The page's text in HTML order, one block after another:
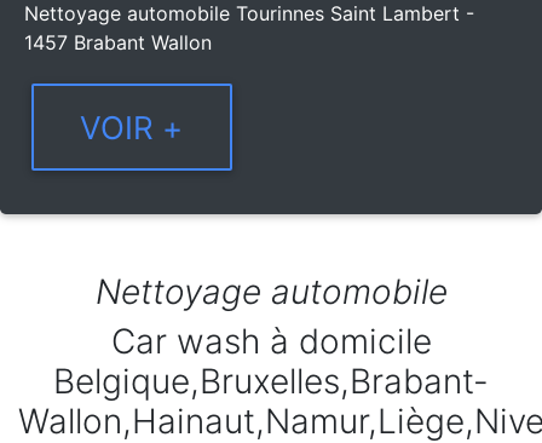
Nettoyage automobile Tourinnes Saint Lambert -
1457 Brabant Wallon
Nettoyage automobile
Car wash à domicile
Belgique,Bruxelles,Brabant-